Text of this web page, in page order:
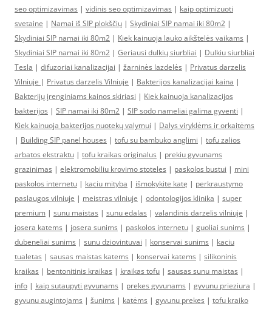
seo optimizavimas | vidinis seo optimizavimas | kaip optimizuoti
svetaine | Namai iš SIP plokščių | Skydiniai SIP namai iki 80m2 |
Skydiniai SIP namai iki 80m2 | Kiek kainuoja lauko aikštelės vaikams |
Skydiniai SIP namai iki 80m2 | Geriausi dulkių siurbliai | Dulkiu siurbliai
Tesla | difuzoriai kanalizacijai | žarninės lazdelės | Privatus darzelis
Vilniuje | Privatus darzelis Vilniuje | Bakterijos kanalizacijai kaina |
Bakterijų įrenginiams kainos skiriasi | Kiek kainuoja kanalizacijos
bakterijos | SIP namai iki 80m2 | SIP sodo nameliai galima gyventi |
Kiek kainuoja bakterijos nuotekų valymui | Dalys viryklėms ir orkaitėms
| Building SIP panel houses | tofu su bambuko anglimi | tofu zalios
arbatos ekstraktu | tofu kraikas originalus | prekiu gyvunams
grazinimas | elektromobiliu krovimo stoteles | paskolos bustui | mini
paskolos internetu | kaciu mityba | išmokykite katę | perkraustymo
paslaugos vilniuje | meistras vilniuje | odontologijos klinika | super
premium | sunu maistas | sunu edalas | valandinis darzelis vilniuje |
josera katems | josera sunims | paskolos internetu | guoliai sunims |
dubeneliai sunims | sunu dziovintuvai | konservai sunims | kaciu
tualetas | sausas maistas katems | konservai katems | silikoninis
kraikas | bentonitinis kraikas | kraikas tofu | sausas sunu maistas |
info | kaip sutaupyti gyvunams | prekes gyvunams | gyvunu prieziura |
gyvunu augintojams | šunims | katėms | gyvunu prekes | tofu kraiko